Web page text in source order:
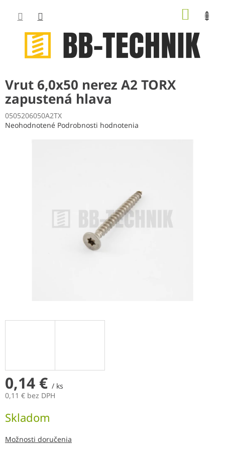
obsah
Vrut 6,0x50 nerez A2 TORX
zapustená hlava
0505206050A2TX
Priemerné
Neohodnotené Podrobnosti hodnotenia
0,14 € / ks
0,11 € bez DPH
cena:
Skladom
Možnosti doručenia